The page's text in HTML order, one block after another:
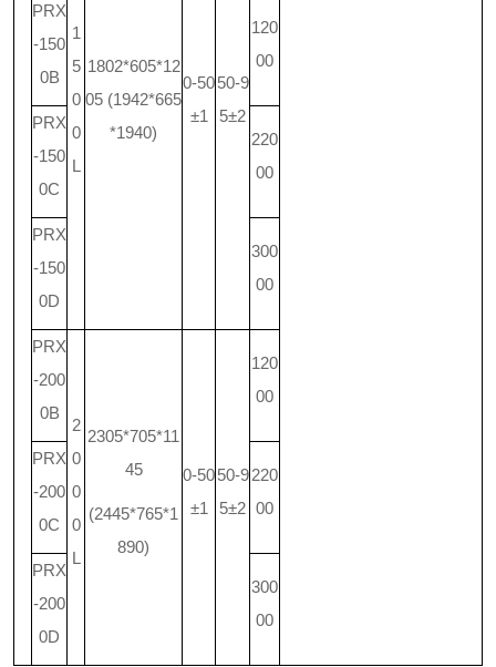
1
5
0
0
L
1802*605*12
05 (1942*665
*1940)
0-50
±1
50-9
5±2
PRX
-150
0B
120
00
PRX
-150
0C
220
00
PRX
-150
0D
300
00
PRX
-200
0B
2
0
0
0
L
2305*705*11
45
(2445*765*1
890)
0-50
±1
50-9
5±2
120
00
PRX
-200
0C
220
00
PRX
-200
0D
300
00